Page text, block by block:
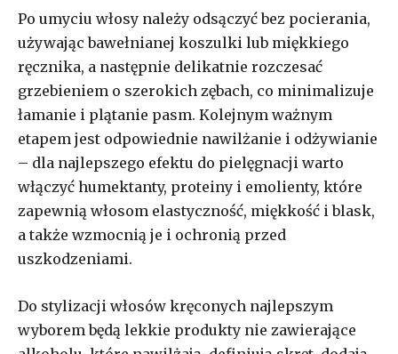
Po umyciu włosy należy odsączyć bez pocierania,
używając bawełnianej koszulki lub miękkiego
ręcznika, a następnie delikatnie rozczesać
grzebieniem o szerokich zębach, co minimalizuje
łamanie i plątanie pasm. Kolejnym ważnym
etapem jest odpowiednie nawilżanie i odżywianie
– dla najlepszego efektu do pielęgnacji warto
włączyć humektanty, proteiny i emolienty, które
zapewnią włosom elastyczność, miękkość i blask,
a także wzmocnią je i ochronią przed
uszkodzeniami.
Do stylizacji włosów kręconych najlepszym
wyborem będą lekkie produkty nie zawierające